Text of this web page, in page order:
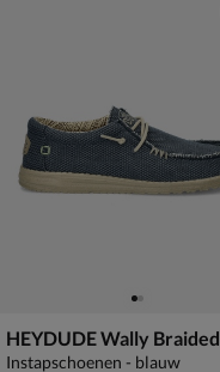
HEYDUDE Wally Braided
Instapschoenen - blauw